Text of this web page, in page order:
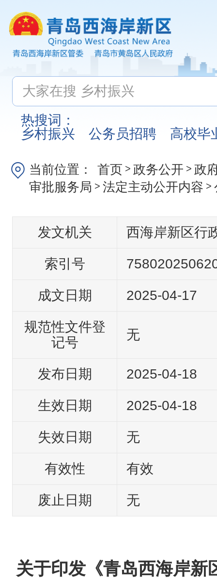
热搜词：
乡村振兴
公务员招聘 高校毕
当前位置： 首页 > 政务公开 > 政
审批服务局 > 法定主动公开内容 >
发文机关 西海岸新区行
索引号
成文日期 2025-04-17
规范性文件登
记号
无
发布日期 2025-04-18
生效日期 2025-04-18
失效日期 无
有效性 有效
废止日期 无
关于印发《青岛西海岸新